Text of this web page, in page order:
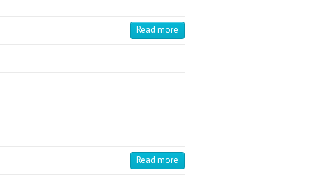
Read more
Read more